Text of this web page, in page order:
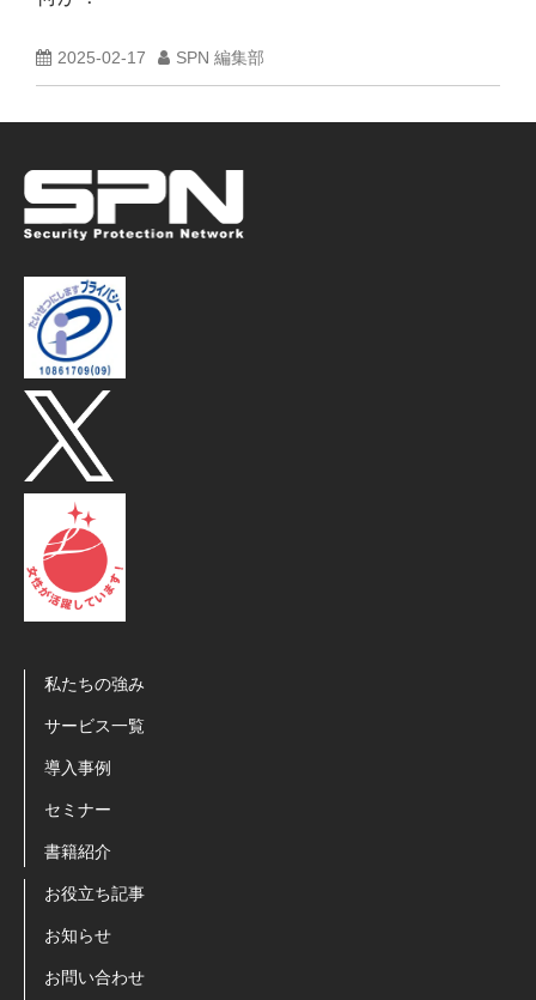
2025-02-17 SPN 編集部
私たちの強み
サービス一覧
導入事例
セミナー
書籍紹介
お役立ち記事
お知らせ
お問い合わせ